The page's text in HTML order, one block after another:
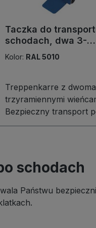
termoplastycznej,
przeciwwłokienna
płynny, cichy i pewny
a ergonomiczne
nawet przy cięższym
Taczka do
schodach, dwa 3-
ramienne wieńce kół
Kolor: RAL 5010
Treppenkarre z dwoma
trzyramiennymi
Bezpieczny transport
schodach
wygodnego przewożenia
ciężkich ładunków po
schodach. Stabilna,
konstrukcja oraz łopata
schodach
Państwu